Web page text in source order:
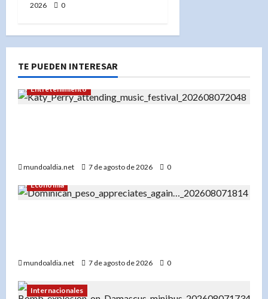
2026
0
TE PUEDEN INTERESAR
Entretenimiento
mundoaldia.net 7 de agosto de 2026
0
Economía
mundoaldia.net 7 de agosto de 2026 0
Internacionales